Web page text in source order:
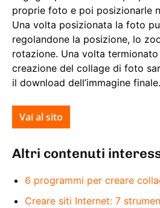
proprie foto e poi posizionarle
Una volta posizionata la foto
regolandone la posizione, lo
rotazione. Una volta
creazione del collage di foto
il download dell’immagine finale.
Vai al sito
Altri contenuti
6 programmi per creare
Creare siti Internet: 7